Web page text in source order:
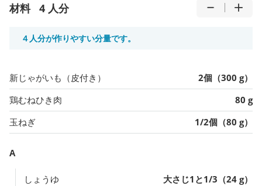
材料 4 人分
４人分が作りやすい分量です。
新じゃがいも（皮付き）
2個（300 g）
鶏むねひき肉
80 g
玉ねぎ
1/2個（80 g）
A
しょうゆ 大さじ1と1/3（24 g）